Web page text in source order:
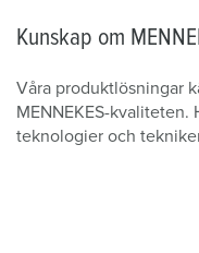
Kunskap om
Våra produktlösningar
MENNEKES-kvaliteten.
teknologier och